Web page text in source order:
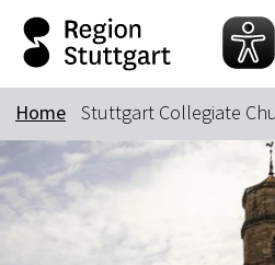
Keyword
Home Stuttgart Collegiate